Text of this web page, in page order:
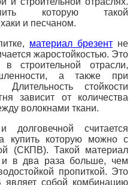
которую такой
и песчаном.
материал брезент не
жаростойкостью. Это
строительной отрасли,
а также при
Длительность стойкости
зависит от количества
волокнами ткани.
долговечной считается
купить которую можно с
(СКПВ). Такой материал
и в два раза больше, чем
пропиткой. Это
собой комбинацию